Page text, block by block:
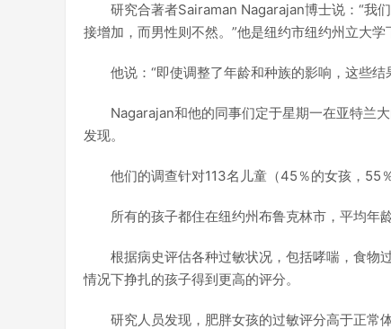
研究合著者Sairaman Nagarajan博士说：“我
接增加，而男性则不然。”他是纽约市纽约州立大学
他说：“即使调整了年龄和种族的影响，这些结
Nagarajan和他的同事们定于星期一在亚特兰
发现。
他们的调查针对113名儿童（45％的女孩，55
所有的孩子都住在纽约州布鲁克林市，平均年
根据病史评估各种过敏状况，包括哮喘，食物
情况下挣扎的孩子得到更高的评分。
研究人员发现，肥胖女孩的过敏评分高于正常